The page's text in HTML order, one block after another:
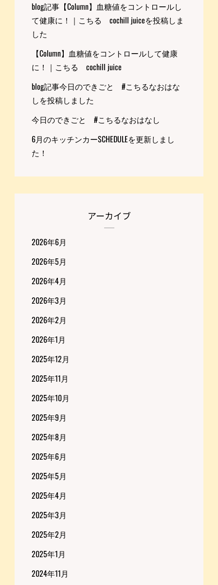
blog記事【Column】血糖値をコントロールし
て健康に！｜こちる cochill juiceを投稿しま
した
【Column】血糖値をコントロールして健康
に！｜こちる cochill juice
blog記事今日のできごと #こちるなおはな
しを投稿しました
今日のできごと #こちるなおはなし
6月のキッチンカーSCHEDULEを更新しまし
た！
アーカイブ
2026年6月
2026年5月
2026年4月
2026年3月
2026年2月
2026年1月
2025年12月
2025年11月
2025年10月
2025年9月
2025年8月
2025年6月
2025年5月
2025年4月
2025年3月
2025年2月
2025年1月
2024年11月